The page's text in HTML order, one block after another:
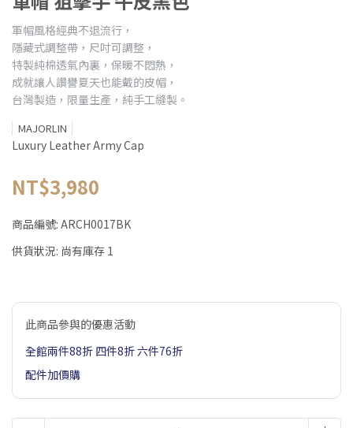
軍帽風格經典不退流行，
隱藏式調整帶，尺吋可調整，
特製純棉透氣內裏，保暖不悶熱，
成就讓人讚譽夏天也能戴的皮帽，
台灣製造，限量生產，純手工縫製。
MAJORLIN
Luxury Leather Army Cap
NT$3,980
商品編號: ARCH0017BK
供貨狀況: 尚有庫存 1
此商品參與的優惠活動
全館兩件88折 四件8折 六件76折
配件加價購